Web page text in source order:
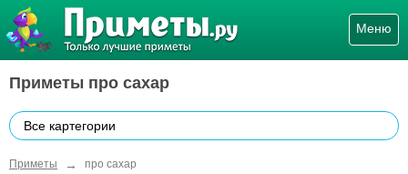
Меню
Приметы про сахар
Все картегории
Приметы → про сахар